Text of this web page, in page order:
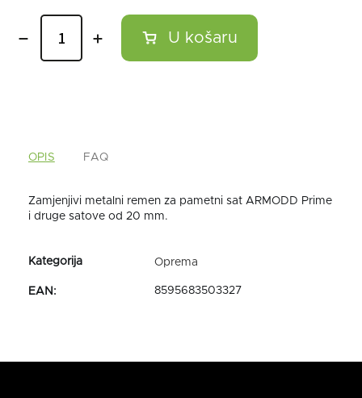
OPIS FAQ
Zamjenjivi metalni remen za pametni sat ARMODD Prime
i druge satove od 20 mm.
Oprema
EAN : 8595683503327